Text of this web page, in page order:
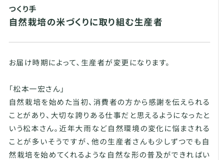
つくり手
自然栽培の米づくりに取り組む生産者
お届け時期によって、生産者が変更になります。
「松本一宏さん」
自然栽培を始めた当初、消費者の方から感謝を伝えられる
ことがあり、大切な誇りある仕事だと思えるようになったと
いう松本さん。近年大雨など自然環境の変化に悩まされる
ことが多いそうですが、他の生産者さんも少しずつでも自
然栽培を始めてくれるような自然な形の普及ができればい